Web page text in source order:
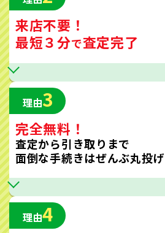
来店不要！
最短３分で査定完了
理由3
完全無料！
査定から引き取りまで
面倒な手続きはぜんぶ丸投げ
理由4